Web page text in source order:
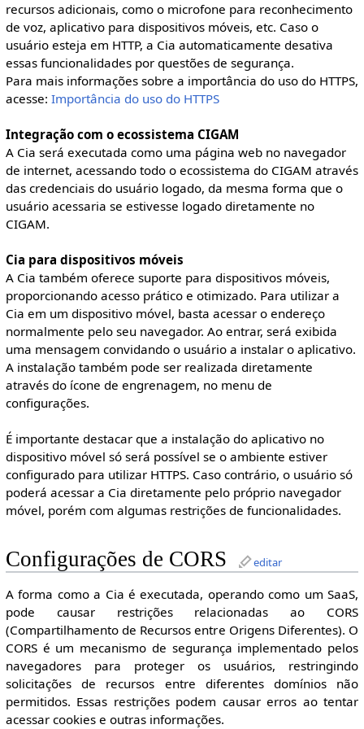
recursos adicionais, como o microfone para reconhecimento
de voz, aplicativo para dispositivos móveis, etc. Caso o
usuário esteja em HTTP, a Cia automaticamente desativa
essas funcionalidades por questões de segurança.
Para mais informações sobre a importância do uso do HTTPS,
acesse: Importância do uso do HTTPS
Integração com o ecossistema CIGAM
A Cia será executada como uma página web no navegador
de internet, acessando todo o ecossistema do CIGAM através
das credenciais do usuário logado, da mesma forma que o
usuário acessaria se estivesse logado diretamente no
CIGAM.
Cia para dispositivos móveis
A Cia também oferece suporte para dispositivos móveis,
proporcionando acesso prático e otimizado. Para utilizar a
Cia em um dispositivo móvel, basta acessar o endereço
normalmente pelo seu navegador. Ao entrar, será exibida
uma mensagem convidando o usuário a instalar o aplicativo.
A instalação também pode ser realizada diretamente
através do ícone de engrenagem, no menu de
configurações.
É importante destacar que a instalação do aplicativo no
dispositivo móvel só será possível se o ambiente estiver
configurado para utilizar HTTPS. Caso contrário, o usuário só
poderá acessar a Cia diretamente pelo próprio navegador
móvel, porém com algumas restrições de funcionalidades.
Configurações de CORS editar
A forma como a Cia é executada, operando como um SaaS,
pode causar restrições relacionadas ao CORS
(Compartilhamento de Recursos entre Origens Diferentes). O
CORS é um mecanismo de segurança implementado pelos
navegadores para proteger os usuários, restringindo
solicitações de recursos entre diferentes domínios não
permitidos. Essas restrições podem causar erros ao tentar
acessar cookies e outras informações.